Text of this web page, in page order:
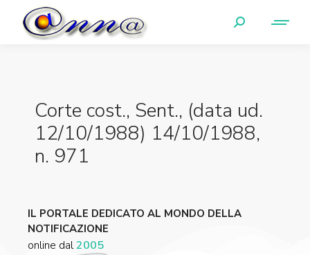
Corte cost., Sent., (data ud.
12/10/1988) 14/10/1988,
n. 971
IL PORTALE DEDICATO AL MONDO DELLA
NOTIFICAZIONE
online dal2005